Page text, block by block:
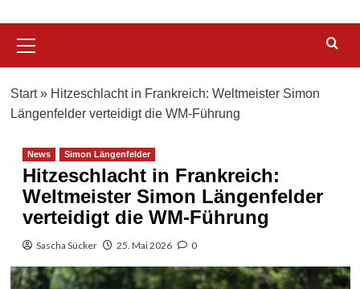
Menu
Start» Hitzeschlacht in Frankreich: Weltmeister Simon
Längenfelder verteidigt die WM-Führung
News Simon Längenfelder
Hitzeschlacht in Frankreich:
Weltmeister Simon Längenfelder
verteidigt die WM-Führung
Sascha Sücker 25. Mai 2026 0